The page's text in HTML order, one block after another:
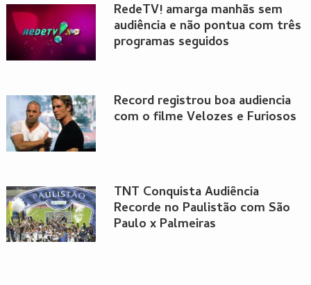
RedeTV! amarga manhãs sem
audiência e não pontua com três
programas seguidos
Record registrou boa audiencia
com o filme Velozes e Furiosos
TNT Conquista Audiência
Recorde no Paulistão com São
Paulo x Palmeiras